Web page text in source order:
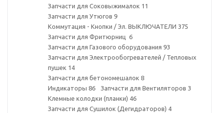
Запчасти для Соковыжималок 11
Запчасти для Утюгов 9
Коммутация - Кнопки / Эл. ВЫКЛЮЧАТЕЛИ 375
Запчасти для Фритюрниц 6
Запчасти для Газового оборудования 93
Запчасти для Электрообогревателей / Тепловых
пушек 14
Запчасти для бетономешалок 8
Индикаторы 86 Запчасти для Вентиляторов 3
Клемные колодки (планки) 46
Запчасти для Сушилок (Дегидраторов) 4